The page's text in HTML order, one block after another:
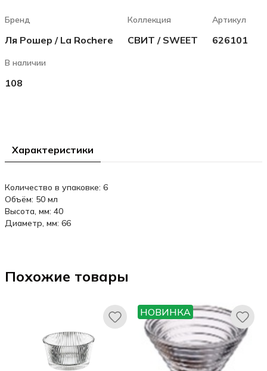
Бренд
Ля Рошер / La Rochere
Коллекция
СВИТ / SWEET
Артикул
626101
В наличии
108
Характеристики
Количество в упаковке: 6
Объём: 50 мл
Высота, мм: 40
Диаметр, мм: 66
Похожие товары
НОВИНКА